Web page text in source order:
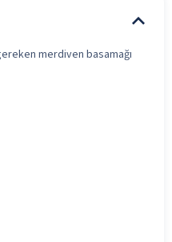
merdiven basamağı